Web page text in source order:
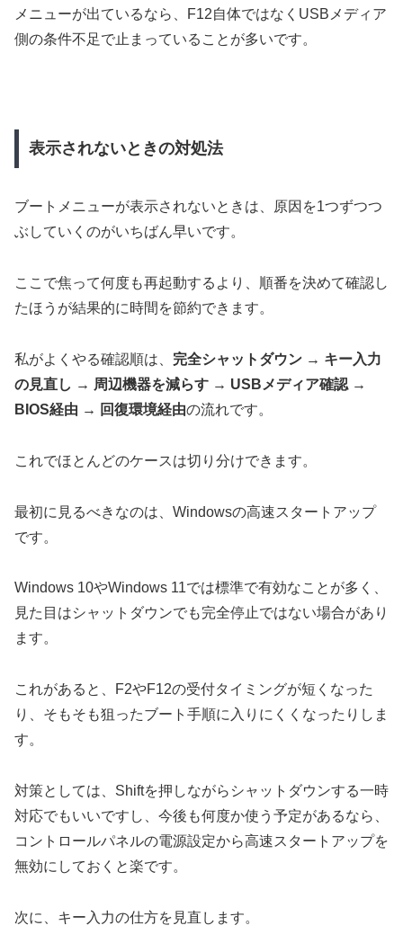
メニューが出ているなら、F12自体ではなくUSBメディア
側の条件不足で止まっていることが多いです。
表示されないときの対処法
ブートメニューが表示されないときは、原因を1つずつつ
ぶしていくのがいちばん早いです。
ここで焦って何度も再起動するより、順番を決めて確認し
たほうが結果的に時間を節約できます。
私がよくやる確認順は、 完全シャットダウン → キー入力
の見直し → 周辺機器を減らす → USBメディア確認 →
BIOS経由 → 回復環境経由の流れです。
これでほとんどのケースは切り分けできます。
最初に見るべきなのは、Windowsの高速スタートアップ
です。
Windows 10やWindows 11では標準で有効なことが多く、
見た目はシャットダウンでも完全停止ではない場合があり
ます。
これがあると、F2やF12の受付タイミングが短くなった
り、そもそも狙ったブート手順に入りにくくなったりしま
す。
対策としては、Shiftを押しながらシャットダウンする一時
対応でもいいですし、今後も何度か使う予定があるなら、
コントロールパネルの電源設定から高速スタートアップを
無効にしておくと楽です。
次に、キー入力の仕方を見直します。